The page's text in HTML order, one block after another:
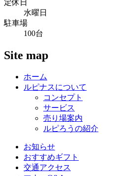
定休日
水曜日
駐車場
100台
Site map
ホーム
ルピナスについて
コンセプト
サービス
売り場案内
ルピろうの紹介
お知らせ
おすすめギフト
交通アクセス